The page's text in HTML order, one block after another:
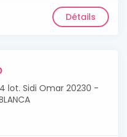
Détails
lot. Sidi Omar 20230 -